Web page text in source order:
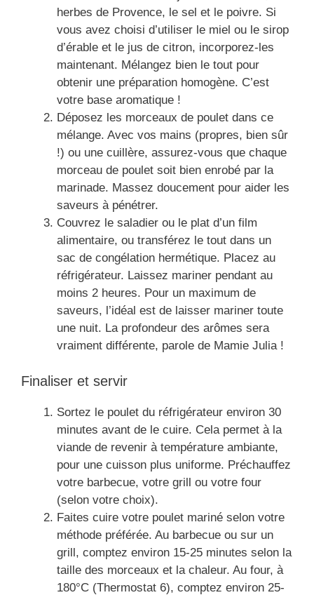
herbes de Provence, le sel et le poivre. Si
vous avez choisi d’utiliser le miel ou le sirop
d’érable et le jus de citron, incorporez-les
maintenant. Mélangez bien le tout pour
obtenir une préparation homogène. C’est
votre base aromatique !
Déposez les morceaux de poulet dans ce
mélange. Avec vos mains (propres, bien sûr
!) ou une cuillère, assurez-vous que chaque
morceau de poulet soit bien enrobé par la
marinade. Massez doucement pour aider les
saveurs à pénétrer.
Couvrez le saladier ou le plat d’un film
alimentaire, ou transférez le tout dans un
sac de congélation hermétique. Placez au
réfrigérateur. Laissez mariner pendant au
moins 2 heures. Pour un maximum de
saveurs, l’idéal est de laisser mariner toute
une nuit. La profondeur des arômes sera
vraiment différente, parole de Mamie Julia !
Finaliser et servir
Sortez le poulet du réfrigérateur environ 30
minutes avant de le cuire. Cela permet à la
viande de revenir à température ambiante,
pour une cuisson plus uniforme. Préchauffez
votre barbecue, votre grill ou votre four
(selon votre choix).
Faites cuire votre poulet mariné selon votre
méthode préférée. Au barbecue ou sur un
grill, comptez environ 15-25 minutes selon la
taille des morceaux et la chaleur. Au four, à
180°C (Thermostat 6), comptez environ 25-